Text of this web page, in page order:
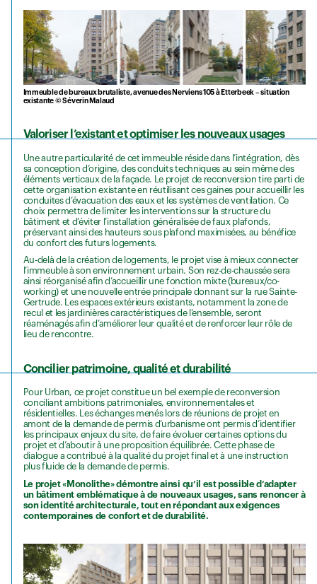
Immeuble de bureaux brutaliste, avenue des Nerviens 105 à Etterbeek – situation
existante © Séverin Malaud
Valoriser l’existant et optimiser les nouveaux usages
Une autre particularité de cet immeuble réside dans l’intégration, dès
sa conception d’origine, des conduits techniques au sein même des
éléments verticaux de la façade. Le projet de reconversion tire parti de
cette organisation existante en réutilisant ces gaines pour accueillir les
conduites d’évacuation des eaux et les systèmes de ventilation. Ce
choix permettra de limiter les interventions sur la structure du
bâtiment et d’éviter l’installation généralisée de faux plafonds,
préservant ainsi des hauteurs sous plafond maximisées, au bénéfice
du confort des futurs logements.
Au-delà de la création de logements, le projet vise à mieux connecter
l’immeuble à son environnement urbain. Son rez-de-chaussée sera
ainsi réorganisé afin d’accueillir une fonction mixte (bureaux/co-
working) et une nouvelle entrée principale donnant sur la rue Sainte-
Gertrude. Les espaces extérieurs existants, notamment la zone de
recul et les jardinières caractéristiques de l’ensemble, seront
réaménagés afin d’améliorer leur qualité et de renforcer leur rôle de
lieu de rencontre.
Concilier patrimoine, qualité et durabilité
Pour Urban, ce projet constitue un bel exemple de reconversion
conciliant ambitions patrimoniales, environnementales et
résidentielles. Les échanges menés lors de réunions de projet en
amont de la demande de permis d’urbanisme ont permis d’identifier
les principaux enjeux du site, de faire évoluer certaines options du
projet et d’aboutir à une proposition équilibrée. Cette phase de
dialogue a contribué à la qualité du projet final et à une instruction
plus fluide de la demande de permis.
Le projet «Monolithe» démontre ainsi qu’il est possible d’adapter
un bâtiment emblématique à de nouveaux usages, sans renoncer à
son identité architecturale, tout en répondant aux exigences
contemporaines de confort et de durabilité.